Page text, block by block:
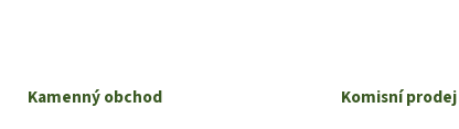
Kamenný obchod Komisní prodej